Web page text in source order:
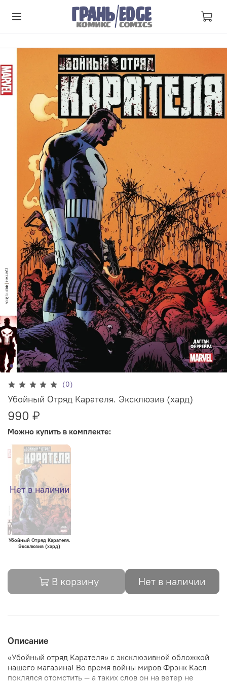
(0)
Убойный Отряд Карателя. Эксклюзив (хард)
990 ₽
Можно купить в комплекте:
Нет в наличии
Убойный Отряд Карателя.
Эксклюзив (хард)
В корзину Нет в наличии
Описание
«Убойный отряд Карателя» с эксклюзивной обложкой
нашего магазина! Во время войны миров Фрэнк Касл
поклялся отомстить — а таких слов он на ветер не